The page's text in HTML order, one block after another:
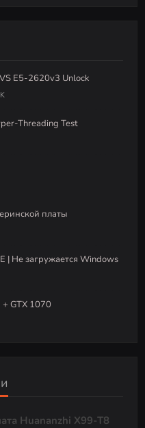
E5-2620v3 Unlock
Threading Test
платы
| Не загружается Windows
GTX 1070
Huananzhi X99-T8